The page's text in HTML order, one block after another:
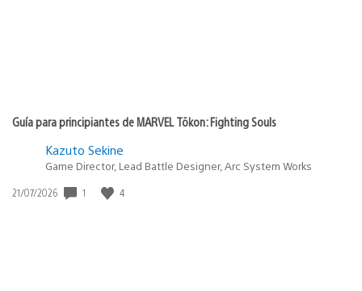
Guía para principiantes de MARVEL Tōkon: Fighting Souls
Kazuto Sekine
Game Director, Lead Battle Designer, Arc System Works
Fecha
21/07/2026 1 4